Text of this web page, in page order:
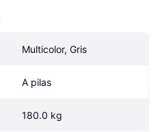
Multicolor, Gris
A pilas
180.0 kg